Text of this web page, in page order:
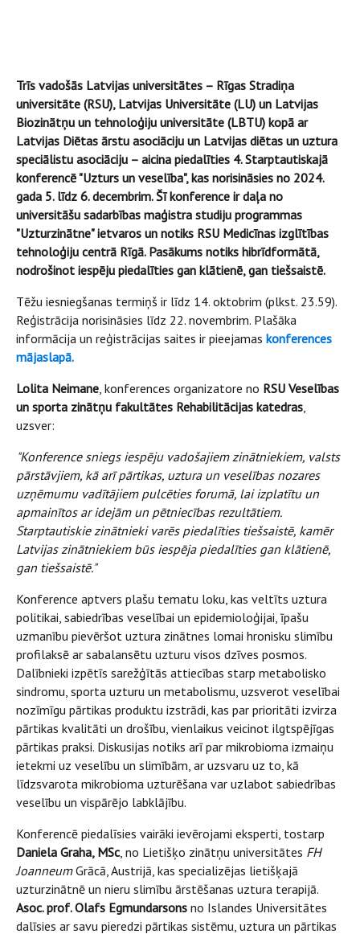
Trīs vadošās Latvijas universitātes – Rīgas Stradiņa
universitāte (RSU), Latvijas Universitāte (LU) un Latvijas
Biozinātņu un tehnoloģiju universitāte (LBTU) kopā ar
Latvijas Diētas ārstu asociāciju un Latvijas diētas un uztura
speciālistu asociāciju – aicina piedalīties 4. Starptautiskajā
konferencē "Uzturs un veselība", kas norisināsies no 2024.
gada 5. līdz 6. decembrim. Šī konference ir daļa no
universitāšu sadarbības maģistra studiju programmas
"Uzturzinātne" ietvaros un notiks RSU Medicīnas izglītības
tehnoloģiju centrā Rīgā. Pasākums notiks hibrīdformātā,
nodrošinot iespēju piedalīties gan klātienē, gan tiešsaistē.
Tēžu iesniegšanas termiņš ir līdz 14. oktobrim (plkst. 23.59).
Reģistrācija norisināsies līdz 22. novembrim. Plašāka
informācija un reģistrācijas saites ir pieejamas konferences
mājaslapā.
Lolita Neimane , konferences organizatore no RSU Veselības
un sporta zinātņu fakultātes Rehabilitācijas katedras
uzsver:
"Konference sniegs iespēju vadošajiem zinātniekiem, valsts
pārstāvjiem, kā arī pārtikas, uztura un veselības nozares
uzņēmumu vadītājiem pulcēties forumā, lai izplatītu un
apmainītos ar idejām un pētniecības rezultātiem.
Starptautiskie zinātnieki varēs piedalīties tiešsaistē, kamēr
Latvijas zinātniekiem būs iespēja piedalīties gan klātienē,
gan tiešsaistē."
Konference aptvers plašu tematu loku, kas veltīts uztura
politikai, sabiedrības veselībai un epidemioloģijai, īpašu
uzmanību pievēršot uztura zinātnes lomai hronisku slimību
profilaksē ar sabalansētu uzturu visos dzīves posmos.
Dalībnieki izpētīs sarežģītās attiecības starp metabolisko
sindromu, sporta uzturu un metabolismu, uzsverot veselībai
nozīmīgu pārtikas produktu izstrādi, kas par prioritāti izvirza
pārtikas kvalitāti un drošību, vienlaikus veicinot ilgtspējīgas
pārtikas praksi. Diskusijas notiks arī par mikrobioma izmaiņu
ietekmi uz veselību un slimībām, ar uzsvaru uz to, kā
līdzsvarota mikrobioma uzturēšana var uzlabot sabiedrības
veselību un vispārējo labklājību.
Konferencē piedalīsies vairāki ievērojami eksperti, tostarp
Daniela Graha, MSc, no Lietišķo zinātņu universitātes FH
JoanneumGrācā, Austrijā, kas specializējas lietišķajā
uzturzinātnē un nieru slimību ārstēšanas uztura terapijā.
Asoc. prof. Olafs Egmundarsons no Islandes Universitātes
dalīsies ar savu pieredzi pārtikas sistēmu, uztura un pārtikas